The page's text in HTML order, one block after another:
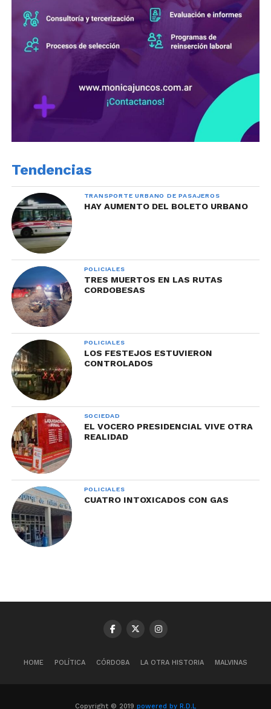
Tendencias
TRANSPORTE URBANO DE PASAJEROS
HAY AUMENTO DEL BOLETO URBANO
POLICIALES
TRES MUERTOS EN LAS RUTAS
CORDOBESAS
POLICIALES
LOS FESTEJOS ESTUVIERON
CONTROLADOS
SOCIEDAD
EL VOCERO PRESIDENCIAL VIVE OTRA
REALIDAD
POLICIALES
CUATRO INTOXICADOS CON GAS
HOME POLÍTICA CÓRDOBA LA OTRA HISTORIA MALVINAS
Copyright © 2019 powered by R.D.L